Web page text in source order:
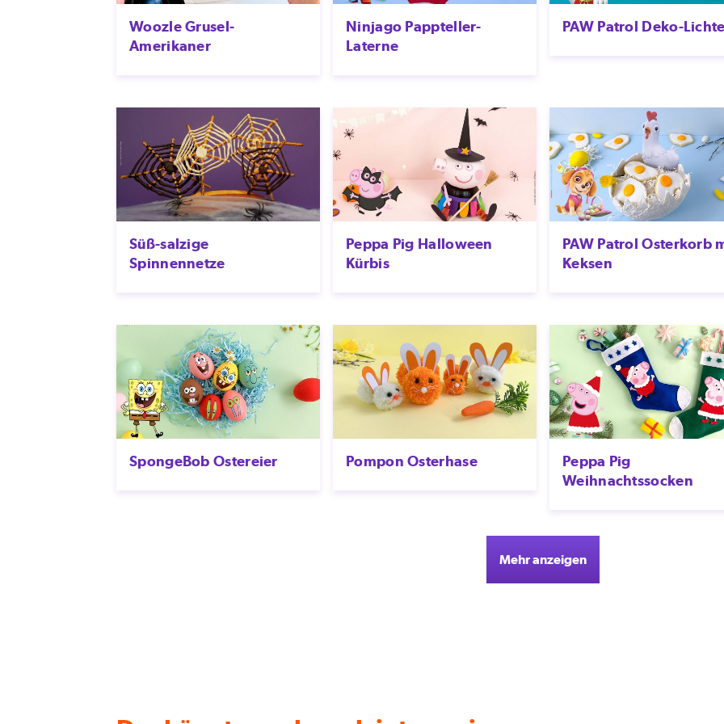
Chuggington
City Abenteuer
Dora
Dragons
​Dragons – Die jungen
Drachenretter: Helden
der Lüfte
DreamZzz
Ehrlich Brothers Magic
School
Floogals
fragFinn
Friends
FUSE
Gabby's Dollhouse
Game Keepers
Woozle Grusel-
Amerikaner
Ninjago Pappteller-
Laterne
PAW Patrol Deko-
Süß-salzige
Spinnennetze
Peppa Pig Halloween
Kürbis
PAW Patrol Osterkorb
Keksen
SpongeBob Ostereier Pompon Osterhase
Peppa Pig
Weihnachtssocken
Mehr anzeigen